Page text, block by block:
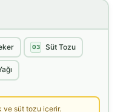
03 Süt Tozu
ve süt tozu içerir.